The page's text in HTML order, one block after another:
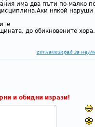
има два пъти по-малко
някой наруши
до обикновените хора.
сигнализирай за
и обидни изрази!